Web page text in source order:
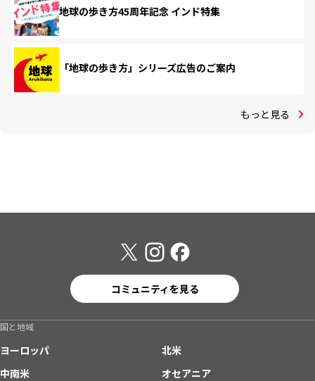
地球の歩き方45周年記念 インド特集
「地球の歩き方」シリーズ広告のご案内
もっと見る
コミュニティを見る
国と地域
ヨーロッパ
北米
中南米
オセアニア